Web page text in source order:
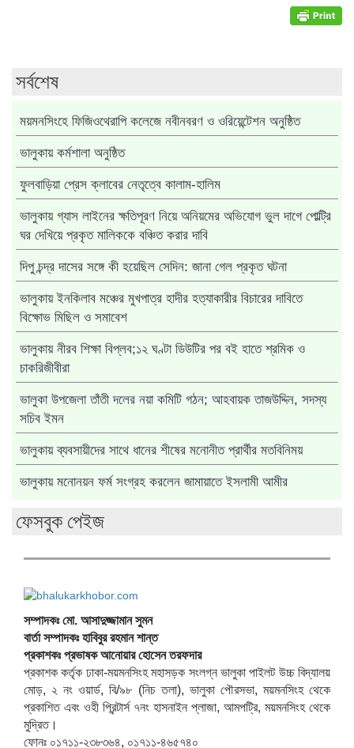
সর্বশেষ
ময়মনসিংহে ফিজিওথেরাপি কলেজে নবীনবরণ ও ওরিয়েন্টেশন অনুষ্ঠিত
ভালুকায় কর্মশালা অনুষ্ঠিত
ফুলবাড়িয়া প্রেস ক্লাবের নেতৃত্বে কালাম-হালিম
ভালুকায় গ্যাস লাইনের ক্ষতিপূরণ নিয়ে অনিয়মের অভিযোগ ভুল দাগে পোল্ট্রি
ঘর দেখিয়ে প্রকৃত মালিককে বঞ্চিত করার দাবি
দিপু চন্দ্র দাসের সঙ্গে কী হয়েছিল সেদিন: জানা গেল প্রকৃত ঘটনা
ভালুকায় ইনকিলাব মঞ্চের মুখপাত্র হাদীর হত্যাকারীর বিচারের দাবিতে
বিক্ষোভ মিছিল ও সমাবেশ
ভালুকায় নীরব শিক্ষা বিপ্লব;১২ ঘণ্টা ডিউটির পর বই হাতে শ্রমিক ও
চাকরিজীবীরা
ভালুকা উপজেলা তাঁতী দলের নয়া কমিটি গঠন; আহবায়ক তাজউদ্দিন, সদস্য
সচিব ইমন
ভালুকায় ব্যবসায়ীদের সাথে ধানের শীষের মনোনীত প্রার্থীর মতবিনিময়
ভালুকায় মনোনয়ন ফর্ম সংগ্রহ করলেন জামায়াতে ইসলামী আমীর
ফেসবুক পেইজ
সম্পাদকঃ মো. আসাদুজ্জামান সুমন
বার্তা সম্পাদকঃ হাবিবুর রহমান শান্ত
প্রকাশকঃ প্রভাষক আনোয়ার হোসেন তরফদার
প্রকাশক কর্তৃক ঢাকা-ময়মনসিংহ মহাসড়ক সংলগ্ন ভালুকা পাইলট উচ্চ বিদ্যালয়
মোড়, ২ নং ওয়ার্ড, বি/৯৮ (নিচ তলা), ভালুকা পৌরসভা, ময়মনসিংহ থেকে
প্রকাশিত এবং ওহী প্রিন্টার্স ৭নং হাসনাইন প্লাজা, আমপট্রি, ময়মনসিংহ থেকে
মুদ্রিত।
ফোনঃ ০১৭১১-২৩৮৩৬৪, ০১৭১১-৪৬৫৭৪০